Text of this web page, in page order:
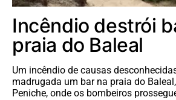
Incêndio destrói
praia do Baleal
Um incêndio de causas
madrugada um bar na praia do
Peniche, onde os bombeiros